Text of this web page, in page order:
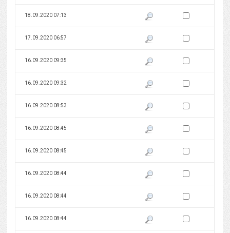
18.09.2020 07:13 Pokaż podgląd wersji z dnia
Zaznacz wersję do
17.09.2020 06:57 Pokaż podgląd wersji z dnia
Zaznacz wersję do
16.09.2020 09:35 Pokaż podgląd wersji z dnia
Zaznacz wersję do
16.09.2020 09:32 Pokaż podgląd wersji z dnia
Zaznacz wersję do
16.09.2020 08:53 Pokaż podgląd wersji z dnia
Zaznacz wersję do
16.09.2020 08:45 Pokaż podgląd wersji z dnia
Zaznacz wersję do
16.09.2020 08:45 Pokaż podgląd wersji z dnia
Zaznacz wersję do
16.09.2020 08:44 Pokaż podgląd wersji z dnia
Zaznacz wersję do
16.09.2020 08:44 Pokaż podgląd wersji z dnia
Zaznacz wersję do
16.09.2020 08:44 Pokaż podgląd wersji z dnia
Zaznacz wersję do